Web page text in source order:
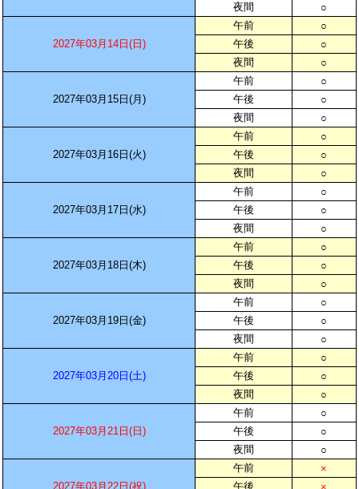
夜間
○
2027年03月14日(日)
午前
○
午後
○
夜間
○
2027年03月15日(月)
午前
○
午後
○
夜間
○
2027年03月16日(火)
午前
○
午後
○
夜間
○
2027年03月17日(水)
午前
○
午後
○
夜間
○
2027年03月18日(木)
午前
○
午後
○
夜間
○
2027年03月19日(金)
午前
○
午後
○
夜間
○
2027年03月20日(土)
午前
○
午後
○
夜間
○
2027年03月21日(日)
午前
○
午後
○
夜間
○
2027年03月22日(祝)
午前
×
午後
×